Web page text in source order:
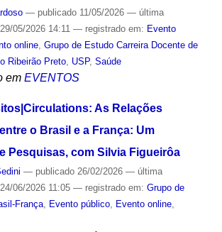
— publicado11/05/2026 — última
05/2026 14:11 — registrado em: Evento
online, Grupo de Estudo Carreira Docente de
Ribeirão Preto, USP, Saúde
em EVENTOS
As Relações
o Brasil e a França: Um
Pesquisas, com Silvia Figueirôa
— publicado26/02/2026 — última
06/2026 11:05 — registrado em: Grupo de
França, Evento público, Evento online,